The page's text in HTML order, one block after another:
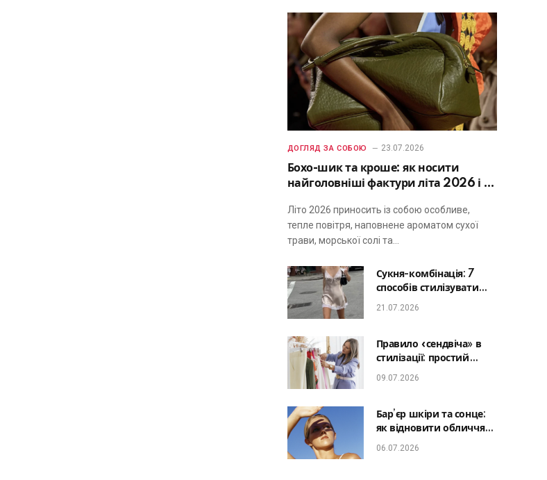
ДОГЛЯД ЗА СОБОЮ 23.07.2026
Бохо-шик та кроше: як носити
найголовніші фактури літа 2026 і не
Літо 2026 приносить із собою особливе,
тепле повітря, наповнене ароматом сухої
трави, морської солі та…
Сукня-комбінація: 7
способів стилізувати
головну базу літа від
21.07.2026
Правило «сендвіча» в
стилізації: простий
лайфхак, який зробить
09.07.2026
Бар’єр шкіри та сонце:
як відновити обличчя
після відпустки та
06.07.2026